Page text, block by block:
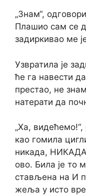
„Знам“,
Плашио сам се
задиркивао ме
Узвратила је
ће га навести
престао, не
натерати да
„Ха, видећемо!“,
као гомила
никада, НИКАДА
ово. Била је то
стављена на И
жеља у исто